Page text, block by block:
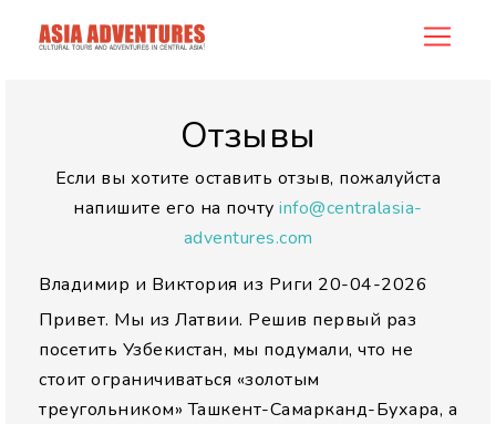
allreview
Отзывы
Если вы хотите оставить отзыв, пожалуйста
напишите его на почтуinfo@centralasia-
adventures.com
Владимир и Виктория из Риги 20-04-2026
Привет. Мы из Латвии. Решив первый раз
посетить Узбекистан, мы подумали, что не
стоит ограничиваться «золотым
треугольником» Ташкент-Самарканд-Бухара, а